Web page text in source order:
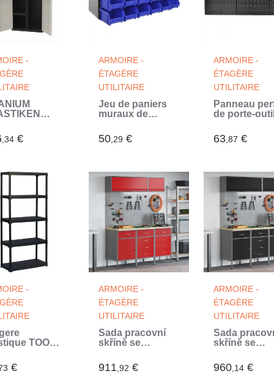
-
étageres et
l70 x
Extérieur
,34 €
ARMOIRE -
ÉTAGÈRE
UTILITAIRE
Jeu de paniers
muraux de
Plastique 30pcs
Bleu et rouge
50,29 €
ARMOIRE -
ÉTAGÈRE
UTILITAIRE
Panneau
de porte-
63,87 €
-
TOOD -
- 30
tablette
€
ARMOIRE -
ÉTAGÈRE
UTILITAIRE
Sada pracovní
skříně se
úložištěm 8 ks
Červená
911 ,92 €
ARMOIRE -
ÉTAGÈRE
UTILITAIRE
Sada
skříně se
úložištěm 8 ks
Černá (Noir)
960,14€